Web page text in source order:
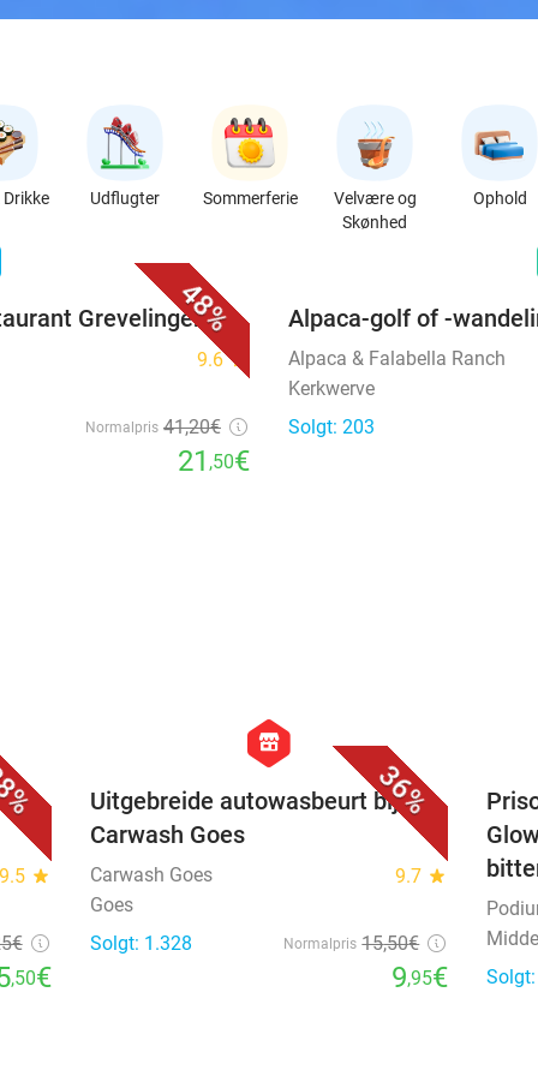
Udflugter Sommerferie
Velvære og
Skønhed
Ophold
48%
Grevelingen
9.6star
Normalpris 41,20€
21 ,50€
Alpaca-golf of -
Alpaca & Falabella Ranch
Kerkwerve
Solgt: 203
9.5 star
,50€
36%
hexagon
store
Uitgebreide autowasbeurt bij
Carwash Goes
Carwash Goes 9.7 star
Goes
Solgt: 1.328
Normalpris 15,50€
9,95€